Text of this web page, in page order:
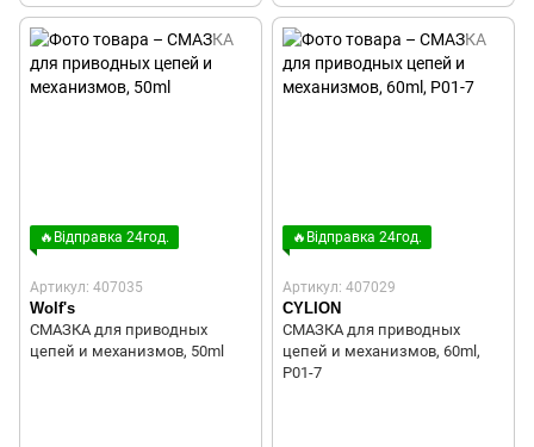
🔥Відправка 24год.
Артикул: 407035
Wolf's
СМАЗКА для приводных
цепей и механизмов, 50ml
🔥Відправка 24год.
Артикул: 407029
CYLION
СМАЗКА для приводных
цепей и механизмов, 60ml,
P01-7